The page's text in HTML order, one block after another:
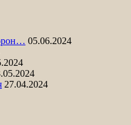
05.06.2024
27.04.2024